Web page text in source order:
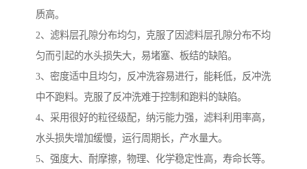
质高。
2、滤料层孔隙分布均匀，克服了因滤料层孔隙分布不均
匀而引起的水头损失大，易堵塞、板结的缺陷。
3、密度适中且均匀，反冲洗容易进行，能耗低，反冲洗
中不跑料。克服了反冲洗难于控制和跑料的缺陷。
4、采用很好的粒径级配，纳污能力强，滤料利用率高，
水头损失增加缓慢，运行周期长，产水量大。
5、强度大、耐摩擦，物理、化学稳定性高，寿命长等。